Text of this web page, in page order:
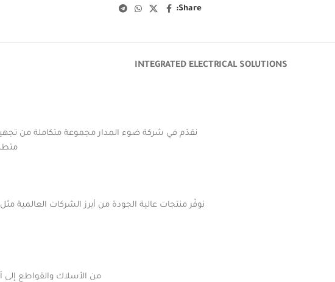
Share:
INTEGRATED ELECTRICAL SOLUTIONS
نقدّم في شركة ضوء المدار مجموعة متكاملة من
من الأسلاك والقواطع إلى